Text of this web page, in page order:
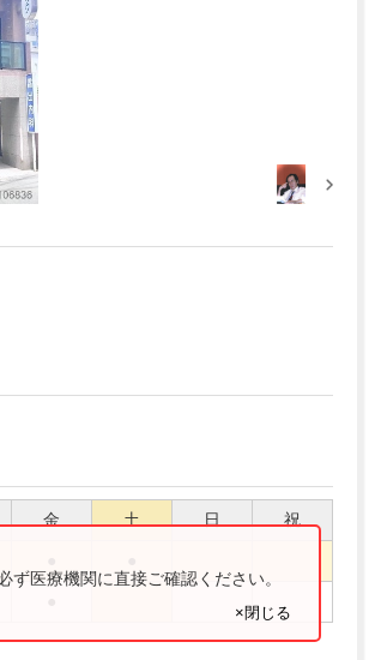
金 土 日 祝
医療機関に直接ご確認ください。
×閉じる